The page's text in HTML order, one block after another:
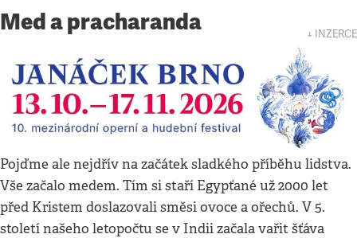
Med a pracharanda ↓ INZERCE
Pojďme ale nejdřív na začátek sladkého příběhu lidstva.
Vše začalo medem. Tím si staří Egypťané už 2000 let
před Kristem doslazovali směsi ovoce a ořechů. V 5.
století našeho letopočtu se v Indii začala vařit šťáva